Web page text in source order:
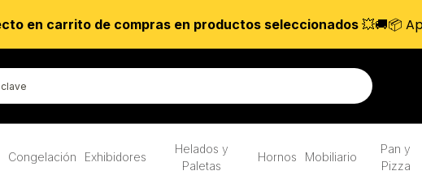
Congelación Exhibidores
Helados y
Paletas
Hornos Mobiliario
Pan y
Pizza
en carrito de compras en productos seleccionados💥🚚📦